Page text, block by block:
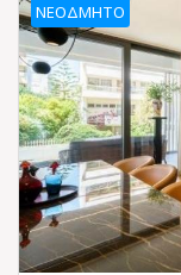
ΝΕΌΔΜΗΤΟ